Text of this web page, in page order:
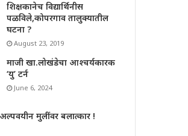
शिक्षकानेच विद्यार्थिनीस
पळविले,कोपरगाव तालुक्यातील
घटना ?
August 23, 2019
माजी खा.लोखंडेचा आश्चर्यकारक
‘यु’ टर्न
June 6, 2024
मुलींवर बलात्कार !